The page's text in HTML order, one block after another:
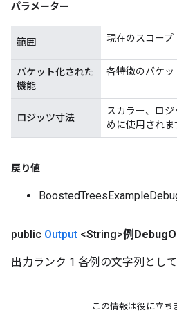
パラメーター
範囲 現在のスコープ
バケット化された
機能
各特徴のバケッ
ロジッツ寸法
スカラー、ロ
めに使用されま
戻り値
public Output <String>例Debug
出力ランク 1 各例の文字列とし
この情報は役に立ち